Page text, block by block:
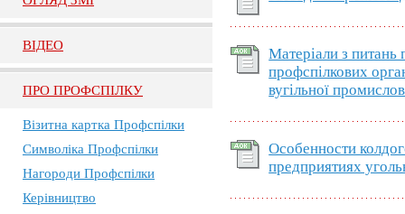
ВIДЕО
ПРО ПРОФСПIЛКУ
Візитна картка Профспілки
Символіка Профспілки
Нагороди Профспілки
Керівництво
Матеріали з питань
профспілкових
вугільної
Особенности
предприятиях